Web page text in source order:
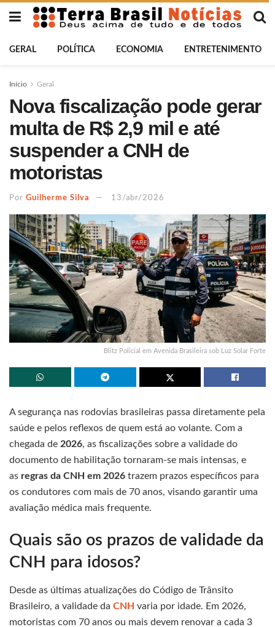
GERAL POLÍTICA ECONOMIA ENTRETENIMENTO
Início Geral
Nova fiscalização pode gerar
multa de R$ 2,9 mil e até
suspender a CNH de
motoristas
Por Guilherme Silva 13/abr/2026
Blitz Policial em Avenida Brasileira sob Luz Solar Forte
A segurança nas rodovias brasileiras passa diretamente pela
saúde e pelos reflexos de quem está ao volante. Com a
chegada de 2026, as fiscalizações sobre a validade do
documento de habilitação tornaram-se mais intensas, e
as regras da CNH em 2026 trazem prazos específicos para
os condutores com mais de 70 anos, visando garantir uma
avaliação médica mais frequente.
Quais são os prazos de validade da
CNH para idosos?
Desde as últimas atualizações do Código de Trânsito
Brasileiro, a validade da CNH varia por idade. Em 2026,
motoristas com 70 anos ou mais devem renovar a cada 3